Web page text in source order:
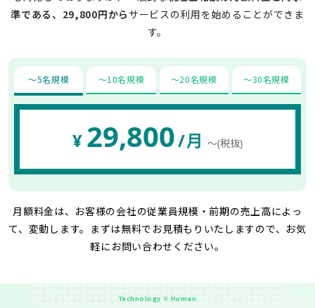
準である、29,800円から サービスの利用を始めることができま
す。
〜5名規模 〜10名規模 〜20名規模 〜30名規模
¥ 29,800/月 〜(税抜)
月額料金は、お客様の会社の従業員規模・前期の売上高によっ
て、変動します。 まずは無料でお見積もりいたしますので、お気
軽にお問い合わせください。
Technology × Human